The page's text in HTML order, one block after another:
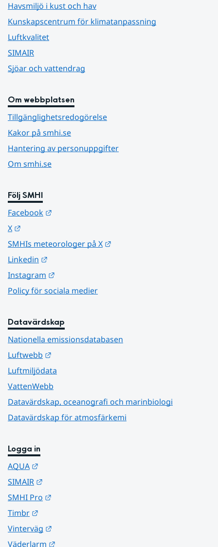
Havsmiljö i kust och hav
Kunskapscentrum för klimatanpassning
Luftkvalitet
SIMAIR
Sjöar och vattendrag
Om webbplatsen
Tillgänglighetsredogörelse
Kakor på smhi.se
Hantering av personuppgifter
Om smhi.se
Följ SMHI
Facebook
X
SMHIs meteorologer på X
Linkedin
Instagram
Policy för sociala medier
Datavärdskap
Nationella emissionsdatabasen
Luftwebb
Luftmiljödata
VattenWebb
Datavärdskap, oceanografi och marinbiologi
Datavärdskap för atmosfärkemi
Logga in
AQUA
SIMAIR
SMHI Pro
Timbr
Vinterväg
Väderlarm